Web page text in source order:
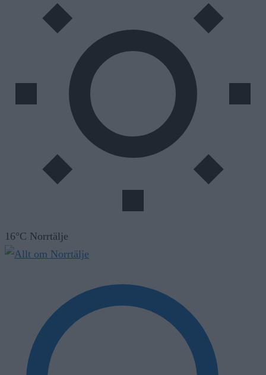
16°C Norrtälje